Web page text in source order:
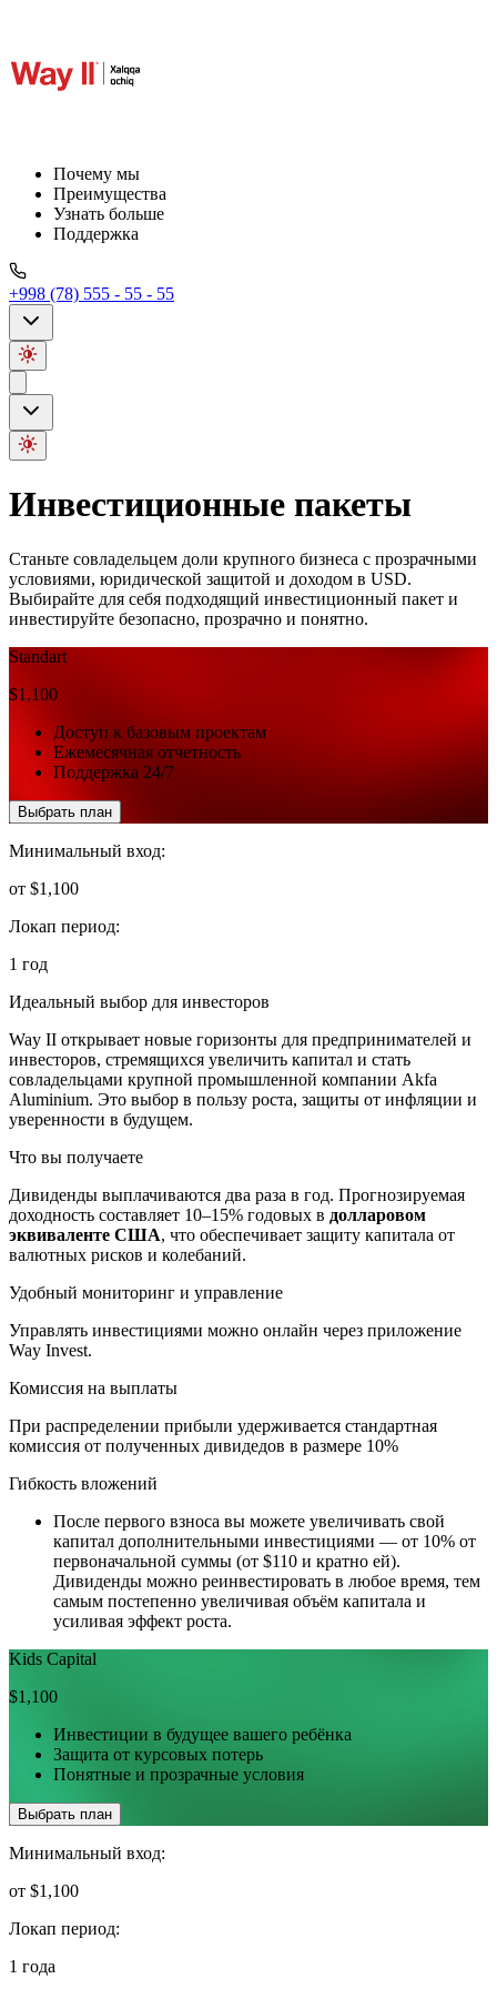
Почему мы
Преимущества
Узнать больше
Поддержка
+998 (78) 555 - 55 - 55
Инвестиционные пакеты
Станьте совладельцем доли крупного бизнеса с прозрачными
условиями, юридической защитой и доходом в USD.
Выбирайте для себя подходящий инвестиционный пакет и
инвестируйте безопасно, прозрачно и понятно.
Standart
$1,100
Доступ к базовым проектам
Ежемесячная отчетность
Поддержка 24/7
Выбрать план
Минимальный вход:
от $1,100
Локап период:
1 год
Идеальный выбор для инвесторов
Way II открывает новые горизонты для предпринимателей и
инвесторов, стремящихся увеличить капитал и стать
совладельцами крупной промышленной компании Akfa
Aluminium. Это выбор в пользу роста, защиты от инфляции и
уверенности в будущем.
Что вы получаете
Дивиденды выплачиваются два раза в год. Прогнозируемая
доходность составляет 10–15% годовых в долларовом
эквиваленте США, что обеспечивает защиту капитала от
валютных рисков и колебаний.
Удобный мониторинг и управление
Управлять инвестициями можно онлайн через приложение
Way Invest.
Комиссия на выплаты
При распределении прибыли удерживается стандартная
комиссия от полученных дивидедов в размере 10%
Гибкость вложений
После первого взноса вы можете увеличивать свой
капитал дополнительными инвестициями — от 10% от
первоначальной суммы (от $110 и кратно ей).
Дивиденды можно реинвестировать в любое время, тем
самым постепенно увеличивая объём капитала и
усиливая эффект роста.
Kids Capital
$1,100
Инвестиции в будущее вашего ребёнка
Защита от курсовых потерь
Понятные и прозрачные условия
Выбрать план
Минимальный вход:
от $1,100
Локап период:
1 года